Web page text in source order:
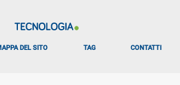
DEL SITO TAG CONTATTI